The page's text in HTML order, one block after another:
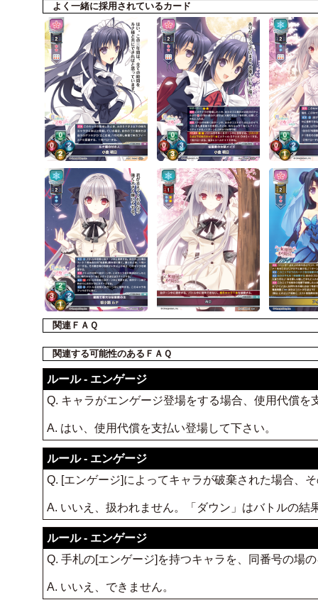
よく一緒に採用されているカード
関連ＦＡＱ
関連する可能性のあるＦＡＱ
ルール - エンゲージ
Q. キャラがエンゲージ登場をする場合、使用代償を
A. はい、使用代償を支払い登場して下さい。
ルール - エンゲージ
Q. [エンゲージ]によってキャラが破棄された場合、
A. いいえ、扱われません。「ダウン」はバトルの結
ルール - エンゲージ
Q. 手札の[エンゲージ]を持つキャラを、同番号の場
A. いいえ、できません。